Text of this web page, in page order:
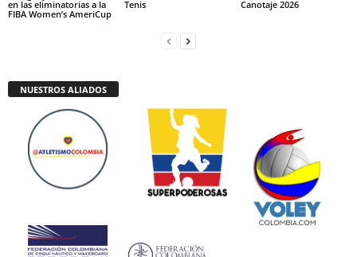
en las eliminatorias a la
FIBA Women’s AmeriCup
Tenis
Canotaje 2026
NUESTROS ALIADOS